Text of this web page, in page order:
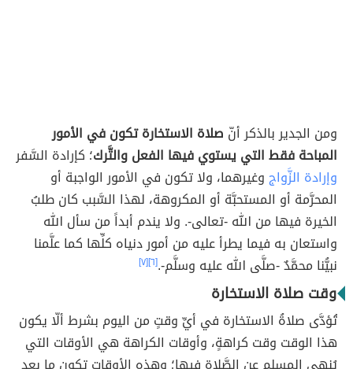
ومن الجدير بالذكر أنّ صلاة الاستخارة تكون في الأمور
المباحة فقط التي يستوي فيها الفعل والتَّرك؛ كإرادة السَّفر
وإرادة الزَّواجوغيرهما، ولا تكون في الأمور الواجبة أو
المحرَّمة أو المستحبَّة أو المكروهة، لهذا السَّبب كان طلبُ
الخيرة فيها من الله -تعالى-. ولا يندم أبداً من سأل الله
واستعان به فيما يطرأ عليه من أمور دنياه كلِّها كما علَّمنا
نبيُّنا محمَّدٌ -صلَّى الله عليه وسلَّم-.[٦] [٧]
وقت صلاة الاستخارة
تُؤدَّى صلاةُ الاستخارة في أيِّ وقتٍ من اليوم بشرط ألّا يكون
هذا الوقت وقت كراهةٍ، وأوقات الكراهة هي الأوقات التي